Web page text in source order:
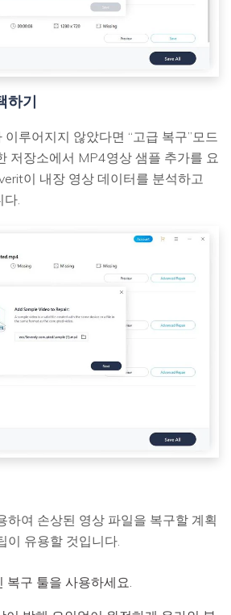
하기
루어지지 않았다면 “고급 복구”모드
저장소에서 MP4영상 샘플 추가를 요
이 내장 영상 데이터를 분석하고
다.
하여 손상된 영상 파일을 복구할 계획
이 유용할 것입니다.
복구 툴을 사용하세요.